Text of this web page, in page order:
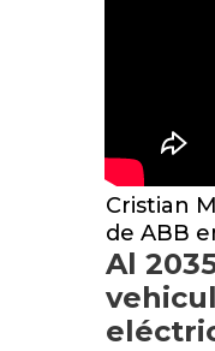
Cristian
de ABB
Al